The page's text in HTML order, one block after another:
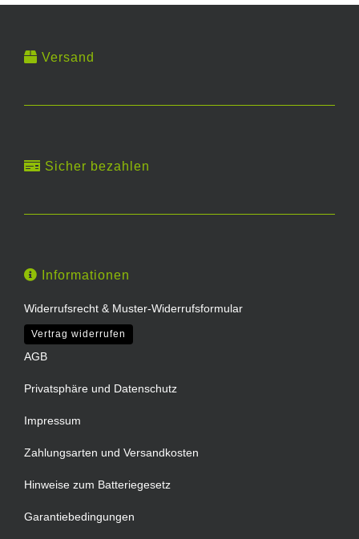
Versand
Sicher bezahlen
Informationen
Widerrufsrecht & Muster-Widerrufsformular
Vertrag widerrufen
AGB
Privatsphäre und Datenschutz
Impressum
Zahlungsarten und Versandkosten
Hinweise zum Batteriegesetz
Garantiebedingungen